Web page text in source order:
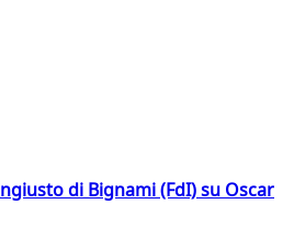
di Bignami (FdI) su Oscar